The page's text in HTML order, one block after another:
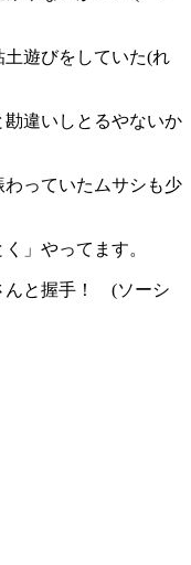
していた(れ
とるやないか
っていたムサシも少
」やってます。
んと握手！ (ソーシ